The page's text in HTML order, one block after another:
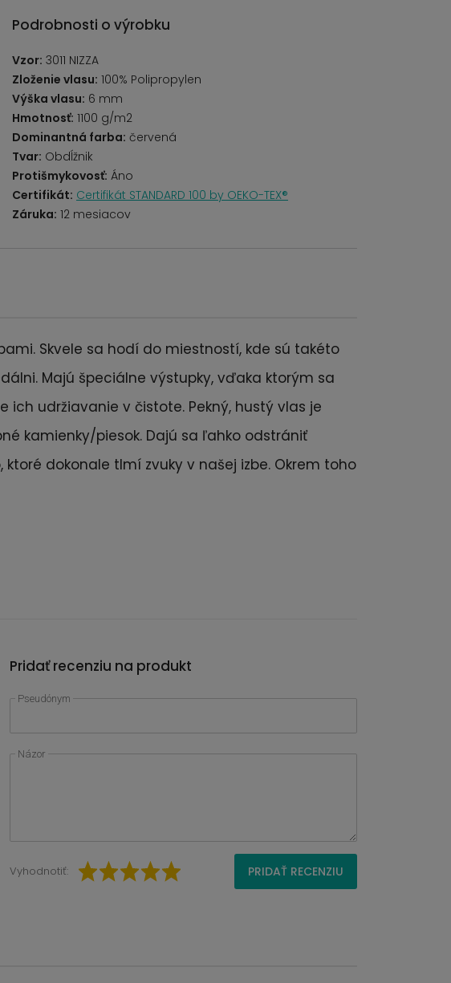
Podrobnosti o výrobku
Vzor: 3011 NIZZA
Zloženie vlasu: 100% Polipropylen
Výška vlasu: 6 mm
Hmotnosť: 1100 g/m2
Dominantná farba: červená
Tvar: Obdĺžnik
Protišmykovosť: Áno
Certifikát: Certifikát STANDARD 100 by OEKO-TEX®
Záruka: 12 mesiacov
Skvele sa hodí do miestností, kde sú takéto
Majú špeciálne výstupky, vďaka ktorým sa
ich udržiavanie v čistote. Pekný, hustý vlas je
kamienky/piesok. Dajú sa ľahko odstrániť
ktoré dokonale tlmí zvuky v našej izbe. Okrem toho
Pridať recenziu na produkt
Pseudónym
Názor
Vyhodnotiť: PRIDAŤ RECENZIU